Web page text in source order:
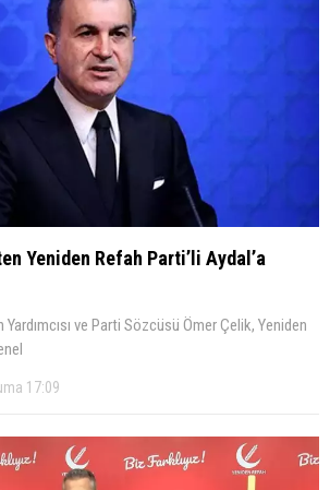
Yeniden Refah Parti’li Aydal’a
ve Parti Sözcüsü Ömer Çelik, Yeniden
17:09